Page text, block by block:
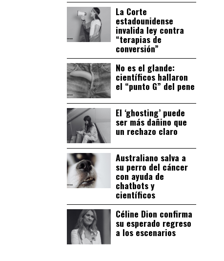
La Corte
estadounidense
invalida ley contra
“terapias de
conversión”
No es el glande:
científicos hallaron
el “punto G” del pene
El ‘ghosting’ puede
ser más dañino que
un rechazo claro
Australiano salva a
su perro del cáncer
con ayuda de
chatbots y
científicos
Céline Dion confirma
su esperado regreso
a los escenarios